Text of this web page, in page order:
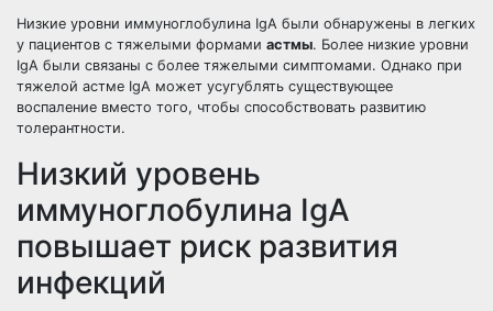
Низкие уровни иммуноглобулина IgA были обнаружены в легких
у пациентов с тяжелыми формами астмы. Более низкие уровни
IgA были связаны с более тяжелыми симптомами. Однако при
тяжелой астме IgA может усугублять существующее
воспаление вместо того, чтобы способствовать развитию
толерантности.
Низкий уровень
иммуноглобулина IgA
повышает риск развития
инфекций